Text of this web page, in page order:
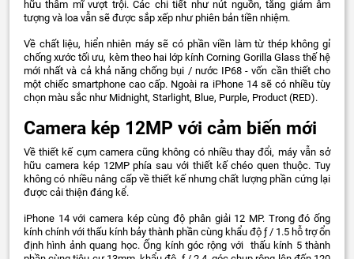
hữu thẩm mĩ vượt trội. Các chi tiết như nút nguồn, tăng giảm âm
tượng và loa vẫn sẽ được sắp xếp như phiên bản tiền nhiệm.
Về chất liệu, hiển nhiên máy sẽ có phần viền làm từ thép không gỉ
chống xước tối ưu, kèm theo hai lớp kính Corning Gorilla Glass thế hệ
mới nhất và cả khả năng chống bụi / nước IP68 - vốn cần thiết cho
một chiếc smartphone cao cấp. Ngoài ra iPhone 14 sẽ có nhiều tùy
chọn màu sắc như Midnight, Starlight, Blue, Purple, Product (RED).
Camera kép 12MP với cảm biến mới
Về thiết kế cụm camera cũng không có nhiều thay đổi, máy vẫn sở
hữu camera kép 12MP phía sau với thiết kế chéo quen thuộc. Tuy
không có nhiều nâng cấp về thiết kế nhưng chất lượng phần cứng lại
được cải thiện đáng kể.
iPhone 14 với camera kép cùng độ phân giải 12 MP. Trong đó ống
kính chính với thấu kính bảy thành phần cùng khẩu độ ƒ / 1.5 hỗ trợ ổn
định hình ảnh quang học. Ống kính góc rộng với thấu kính 5 thành